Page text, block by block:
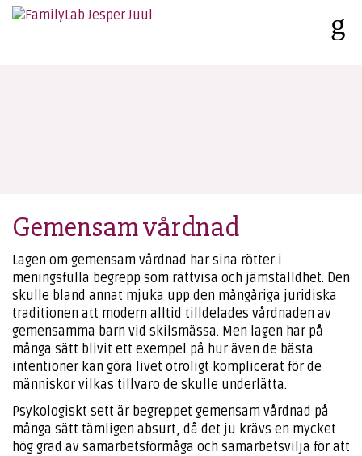
Gemensam vårdnad
Lagen om gemensam vårdnad har sina rötter i
meningsfulla begrepp som rättvisa och jämställdhet. Den
skulle bland annat mjuka upp den mångåriga juridiska
traditionen att modern alltid tilldelades vårdnaden av
gemensamma barn vid skilsmässa. Men lagen har på
många sätt blivit ett exempel på hur även de bästa
intentioner kan göra livet otroligt komplicerat för de
människor vilkas tillvaro de skulle underlätta.
Psykologiskt sett är begreppet gemensam vårdnad på
många sätt tämligen absurt, då det ju krävs en mycket
hög grad av samarbetsförmåga och samarbetsvilja för att